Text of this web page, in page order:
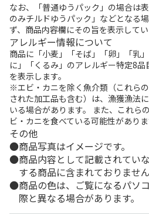
なお、「普通ゆうパック」の場合は
のみチルドゆうパック」などとなる
ず、商品内容欄にその旨を表示してい
アレルギー情報について
商品に「小麦」「そば」「卵」「乳
に」「くるみ」のアレルギー特定8
を表示します。
※エビ・カニを除く魚介類（これら
された加工品も含む）は、漁獲漁法
いる場合があります。 また、これら
ビ・カニを食べている可能性がありま
その他
商品写真はイメージです。
商品内容として記載されてい
する商品に含まれておりません
商品の色は、ご覧になるパソ
際と異なる場合があります。